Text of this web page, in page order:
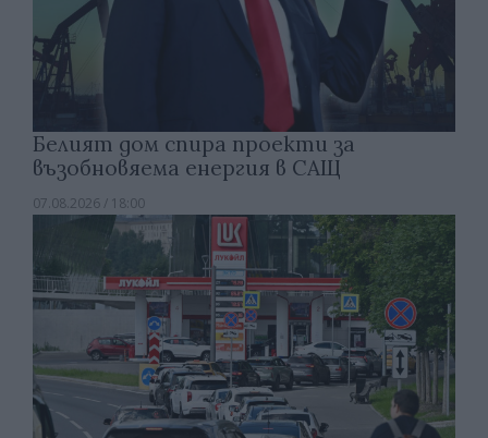
Белият дом спира проекти за
възобновяема енергия в САЩ
07.08.2026 / 18:00